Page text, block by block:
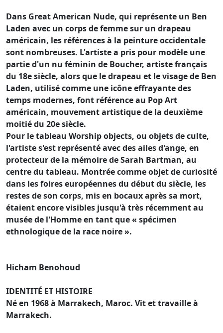
Dans Great American Nude, qui représente un Ben
Laden avec un corps de femme sur un drapeau
américain, les références à la peinture occidentale
sont nombreuses. L'artiste a pris pour modèle une
partie d'un nu féminin de Boucher, artiste français
du 18e siècle, alors que le drapeau et le visage de Ben
Laden, utilisé comme une icône effrayante des
temps modernes, font référence au Pop Art
américain, mouvement artistique de la deuxième
moitié du 20e siècle.
Pour le tableau Worship objects, ou objets de culte,
l'artiste s'est représenté avec des ailes d'ange, en
protecteur de la mémoire de Sarah Bartman, au
centre du tableau. Montrée comme objet de curiosité
dans les foires européennes du début du siècle, les
restes de son corps, mis en bocaux après sa mort,
étaient encore visibles jusqu'à très récemment au
musée de l'Homme en tant que « spécimen
ethnologique de la race noire ».
Hicham Benohoud
IDENTITÉ ET HISTOIRE
Né en 1968 à Marrakech, Maroc. Vit et travaille à
Marrakech.